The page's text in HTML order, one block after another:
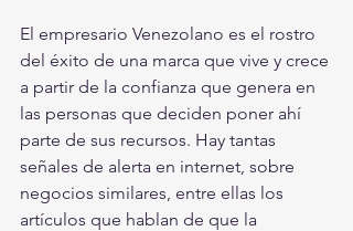
El empresario Venezolano es el rostro
del éxito de una marca que vive y crece
a partir de la confianza que genera en
las personas que deciden poner ahí
parte de sus recursos. Hay tantas
señales de alerta en internet, sobre
negocios similares, entre ellas los
artículos que hablan de que la